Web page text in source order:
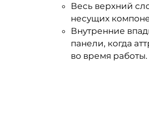
Весь верхний
несущих
Внутренние
панели, когда
во время работы.